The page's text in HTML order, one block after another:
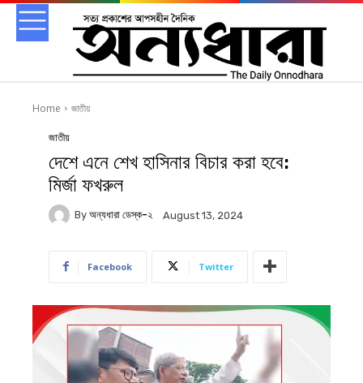
Home জাতীয়
জাতীয়
দেশে এনে শেখ হাসিনার বিচার করা হবে:
মির্জা ফখরুল
By অন্যধারা ডেস্ক-২ August 13, 2024
Facebook Twitter